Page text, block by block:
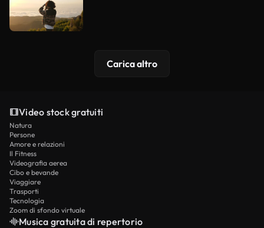
Carica altro
Video stock gratuiti
Natura
Persone
Amore e relazioni
Il Fitness
Videografia aerea
Cibo e bevande
Viaggiare
Trasporti
Tecnologia
Zoom di sfondo virtuale
Musica gratuita di repertorio